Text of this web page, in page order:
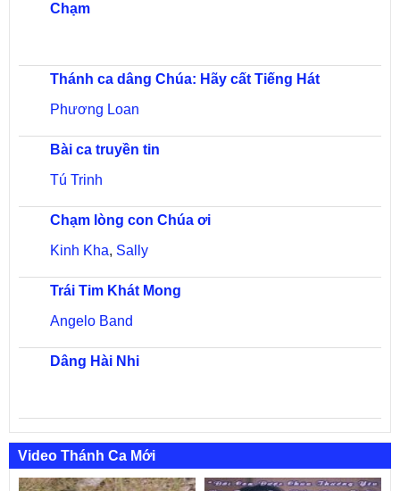
Chạm
Thánh ca dâng Chúa: Hãy cất Tiếng Hát
Phương Loan
Bài ca truyền tin
Tú Trinh
Chạm lòng con Chúa ơi
Kinh Kha, Sally
Trái Tim Khát Mong
Angelo Band
Dâng Hài Nhi
Video Thánh Ca Mới